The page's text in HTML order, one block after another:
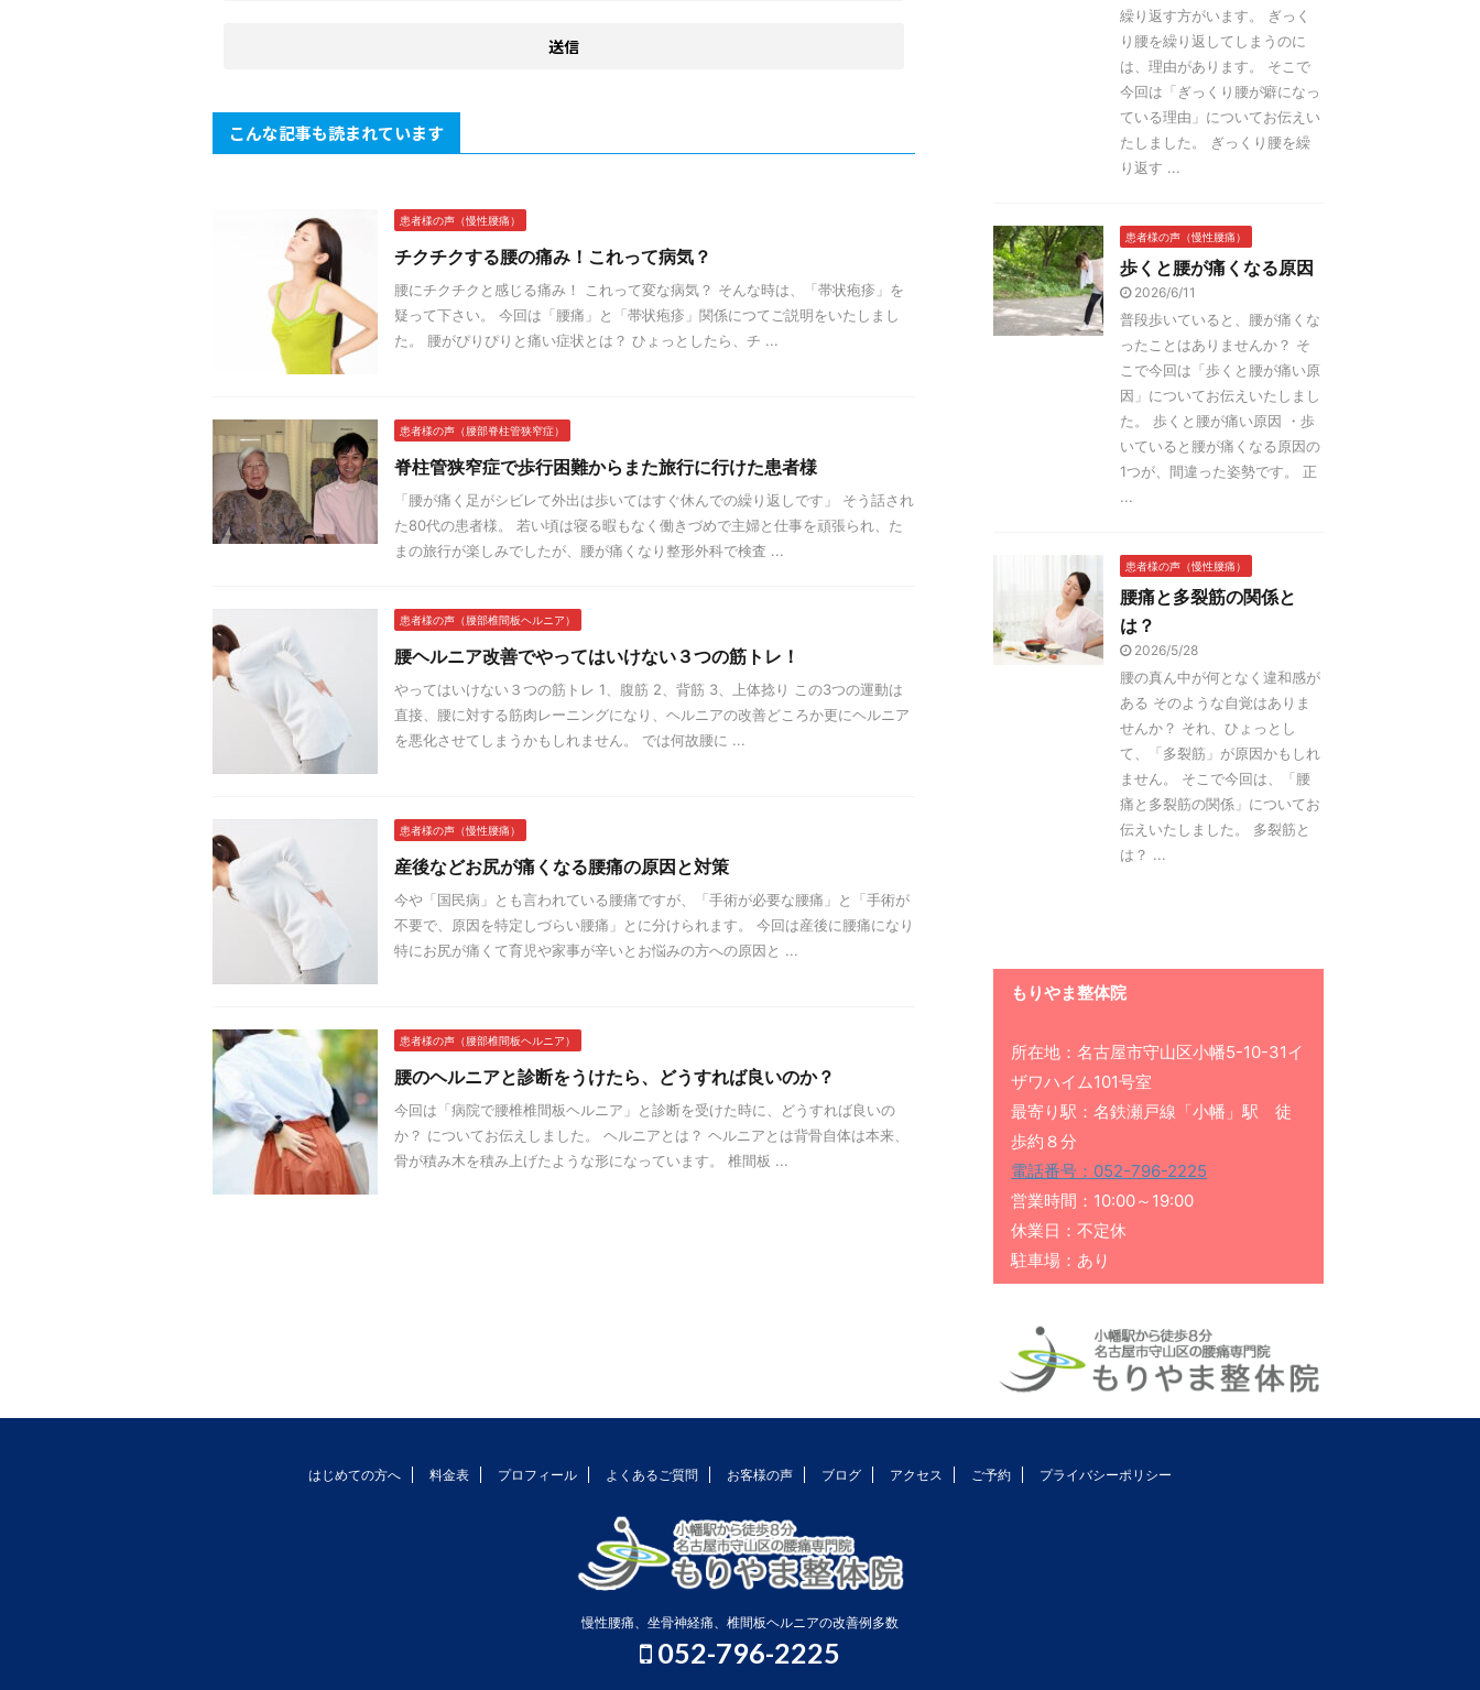
こんな記事も読まれています
患者様の声（慢性腰痛）
チクチクする腰の痛み！これって病気？
腰にチクチクと感じる痛み！ これって変な病気？ そんな時は、「帯状疱疹」を
疑って下さい。 今回は「腰痛」と「帯状疱疹」関係につてご説明をいたしまし
た。 腰がぴりぴりと痛い症状とは？ ひょっとしたら、チ ...
患者様の声（腰部脊柱管狭窄症）
脊柱管狭窄症で歩行困難からまた旅行に行けた患者様
「腰が痛く足がシビレて外出は歩いてはすぐ休んでの繰り返しです」 そう話され
た80代の患者様。 若い頃は寝る暇もなく働きづめで主婦と仕事を頑張られ、た
まの旅行が楽しみでしたが、腰が痛くなり整形外科で検査 ...
患者様の声（腰部椎間板ヘルニア）
腰ヘルニア改善でやってはいけない３つの筋トレ！
やってはいけない３つの筋トレ 1、腹筋 2、背筋 3、上体捻り この3つの運動は
直接、腰に対する筋肉レーニングになり、ヘルニアの改善どころか更にヘルニア
を悪化させてしまうかもしれません。 では何故腰に ...
患者様の声（慢性腰痛）
産後などお尻が痛くなる腰痛の原因と対策
今や「国民病」とも言われている腰痛ですが、「手術が必要な腰痛」と「手術が
不要で、原因を特定しづらい腰痛」とに分けられます。 今回は産後に腰痛になり
特にお尻が痛くて育児や家事が辛いとお悩みの方への原因と ...
患者様の声（腰部椎間板ヘルニア）
腰のヘルニアと診断をうけたら、どうすれば良いのか？
今回は「病院で腰椎椎間板ヘルニア」と診断を受けた時に、どうすれば良いの
か？ についてお伝えしました。 ヘルニアとは？ ヘルニアとは背骨自体は本来、
骨が積み木を積み上げたような形になっています。 椎間板 ...
繰り返す方がいます。 ぎっく
り腰を繰り返してしまうのに
は、理由があります。 そこで
今回は「ぎっくり腰が癖になっ
ている理由」についてお伝えい
たしました。 ぎっくり腰を繰
り返す ...
患者様の声（慢性腰痛）
歩くと腰が痛くなる原因
2026/6/11
普段歩いていると、腰が痛くな
ったことはありませんか？ そ
こで今回は「歩くと腰が痛い原
因」についてお伝えいたしまし
た。 歩くと腰が痛い原因 ・歩
いていると腰が痛くなる原因の
1つが、間違った姿勢です。 正
...
患者様の声（慢性腰痛）
腰痛と多裂筋の関係と
は？
2026/5/28
腰の真ん中が何となく違和感が
ある そのような自覚はありま
せんか？ それ、ひょっとし
て、「多裂筋」が原因かもしれ
ません。 そこで今回は、「腰
痛と多裂筋の関係」についてお
伝えいたしました。 多裂筋と
は？ ...
もりやま整体院
所在地：名古屋市守山区小幡5-10-31イ
ザワハイム101号室
最寄り駅：名鉄瀬戸線「小幡」駅 徒
歩約８分
電話番号：052-796-2225
営業時間：10:00～19:00
休業日：不定休
駐車場：あり
はじめての方へ 料金表 プロフィール よくあるご質問 お客様の声 ブログ アクセス ご予約 プライバシーポリシー
慢性腰痛、坐骨神経痛、椎間板ヘルニアの改善例多数
052-796-2225